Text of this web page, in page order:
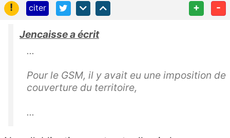
!
citer + -
Jencaisse a écrit
...
Pour le GSM, il y avait eu une imposition de
couverture du territoire,
...